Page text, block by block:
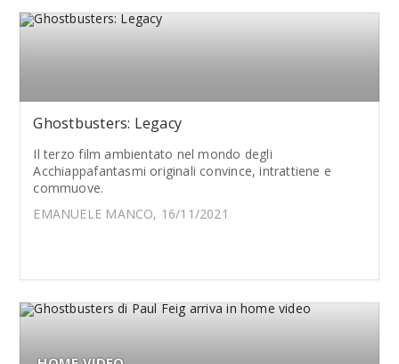
Ghostbusters: Legacy
Il terzo film ambientato nel mondo degli
Acchiappafantasmi originali convince, intrattiene e
commuove.
EMANUELE MANCO, 16/11/2021